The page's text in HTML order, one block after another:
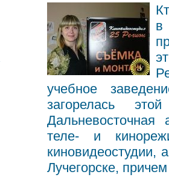
в
учебное
загорелась
Дальневосточная
теле- и
киновидеостудии,
Лучегорске,